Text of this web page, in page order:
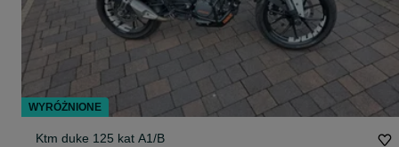
Ktm duke 125 kat A1/B
WYRÓŻNIONE